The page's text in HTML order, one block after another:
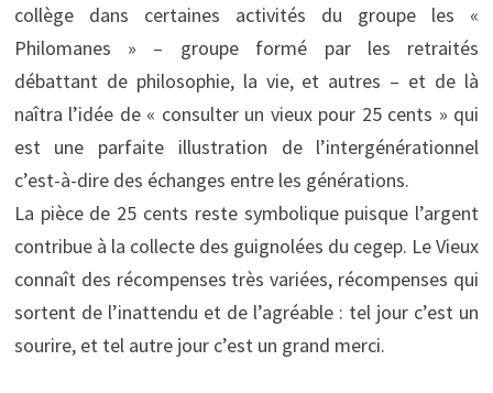
collège dans certaines activités du groupe les «
Philomanes » – groupe formé par les retraités
débattant de philosophie, la vie, et autres – et de là
naîtra l’idée de « consulter un vieux pour 25 cents » qui
est une parfaite illustration de l’intergénérationnel
c’est-à-dire des échanges entre les générations.
La pièce de 25 cents reste symbolique puisque l’argent
contribue à la collecte des guignolées du cegep. Le Vieux
connaît des récompenses très variées, récompenses qui
sortent de l’inattendu et de l’agréable : tel jour c’est un
sourire, et tel autre jour c’est un grand merci.